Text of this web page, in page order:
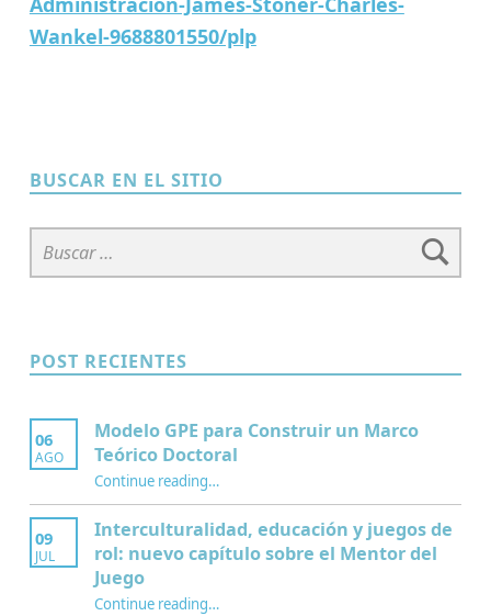
Wankel-9688801550/plp
BUSCAR EN EL SITIO
Buscar:
POST RECIENTES
06
AGO
Modelo GPE para Construir un Marco
Teórico Doctoral
Continue reading“Modelo GPE para Construir un Marco Teórico Doctoral”
…
09
JUL
Interculturalidad, educación y juegos de
rol: nuevo capítulo sobre el Mentor del
Juego
Continue reading“Interculturalidad, educación y juegos de rol: nuevo capítulo sobre el Mentor del Juego”
…